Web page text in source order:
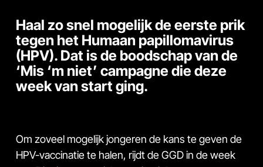
Haal zo snel mogelijk de eerste prik
tegen het Humaan papillomavirus
(HPV). Dat is de boodschap van de
‘Mis ‘m niet’ campagne die deze
week van start ging.
Om zoveel mogelijk jongeren de kans te geven de
HPV-vaccinatie te halen, rijdt de GGD in de week